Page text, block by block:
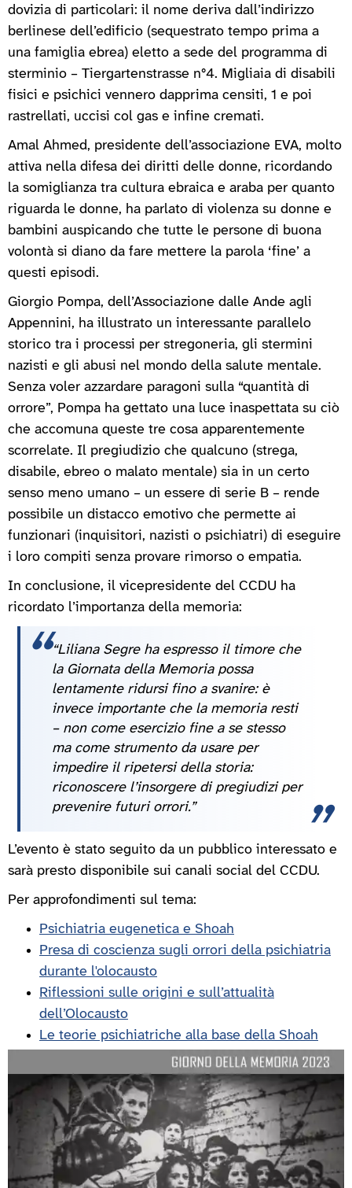
dovizia di particolari: il nome deriva dall’indirizzo
berlinese dell’edificio (sequestrato tempo prima a
una famiglia ebrea) eletto a sede del programma di
sterminio – Tiergartenstrasse n°4. Migliaia di disabili
fisici e psichici vennero dapprima censiti, 1 e poi
rastrellati, uccisi col gas e infine cremati.
Amal Ahmed, presidente dell’associazione EVA, molto
attiva nella difesa dei diritti delle donne, ricordando
la somiglianza tra cultura ebraica e araba per quanto
riguarda le donne, ha parlato di violenza su donne e
bambini auspicando che tutte le persone di buona
volontà si diano da fare mettere la parola ‘fine’ a
questi episodi.
Giorgio Pompa, dell’Associazione dalle Ande agli
Appennini, ha illustrato un interessante parallelo
storico tra i processi per stregoneria, gli stermini
nazisti e gli abusi nel mondo della salute mentale.
Senza voler azzardare paragoni sulla “quantità di
orrore”, Pompa ha gettato una luce inaspettata su ciò
che accomuna queste tre cosa apparentemente
scorrelate. Il pregiudizio che qualcuno (strega,
disabile, ebreo o malato mentale) sia in un certo
senso meno umano – un essere di serie B – rende
possibile un distacco emotivo che permette ai
funzionari (inquisitori, nazisti o psichiatri) di eseguire
i loro compiti senza provare rimorso o empatia.
In conclusione, il vicepresidente del CCDU ha
ricordato l’importanza della memoria:
“Liliana Segre ha espresso il timore che
la Giornata della Memoria possa
lentamente ridursi fino a svanire: è
invece importante che la memoria resti
– non come esercizio fine a se stesso
ma come strumento da usare per
impedire il ripetersi della storia:
riconoscere l’insorgere di pregiudizi per
prevenire futuri orrori.”
L’evento è stato seguito da un pubblico interessato e
sarà presto disponibile sui canali social del CCDU.
Per approfondimenti sul tema:
Psichiatria eugenetica e Shoah
Presa di coscienza sugli orrori della psichiatria
durante l'olocausto
Riflessioni sulle origini e sull’attualità
dell’Olocausto
Le teorie psichiatriche alla base della Shoah